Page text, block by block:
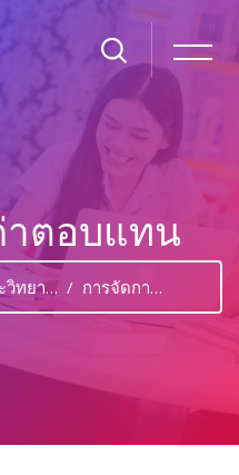
าตอบแทน
การจัดการ การจัดการค่าตอบแทน